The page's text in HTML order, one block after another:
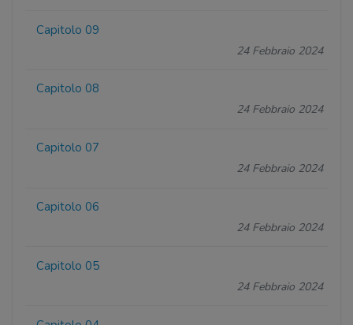
Capitolo 09
24 Febbraio 2024
Capitolo 08
24 Febbraio 2024
Capitolo 07
24 Febbraio 2024
Capitolo 06
24 Febbraio 2024
Capitolo 05
24 Febbraio 2024